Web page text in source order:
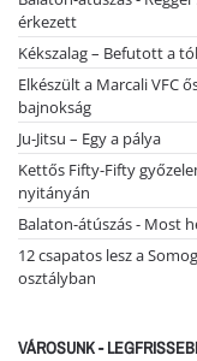
érkezett
Kékszalag – Befutott a
Elkészült a Marcali VFC
bajnokság
Ju-Jitsu – Egy a pálya
Kettős Fifty-Fifty
nyitányán
Balaton-átúszás - Most
12 csapatos lesz a
osztályban
VÁROSUNK -